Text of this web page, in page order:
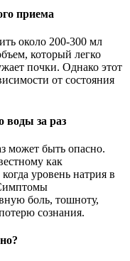
приема
около 200-300 мл
который легко
почки. Однако этот
от состояния
воды за раз
может быть опасно.
как
уровень натрия в
боль, тошноту,
сознания.